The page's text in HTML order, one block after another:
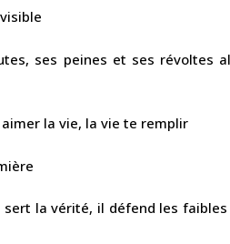
ses peines et ses révoltes
la vie, la vie te remplir
la vérité, il défend les